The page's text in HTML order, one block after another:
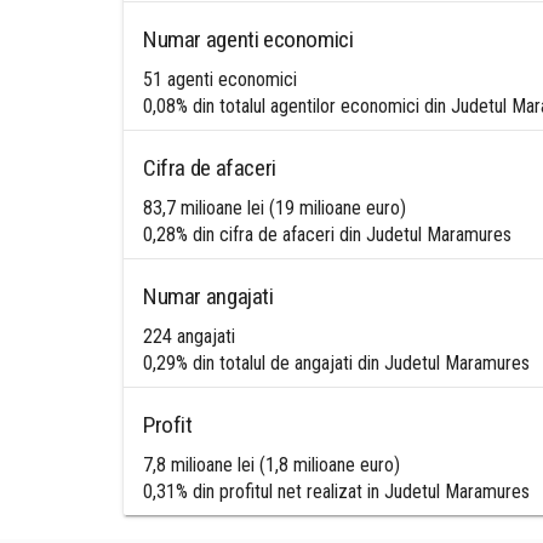
Numar agenti economici
51 agenti economici
0,08% din totalul agentilor economici din Judetul
Cifra de afaceri
83,7 milioane lei (19 milioane euro)
0,28% din cifra de afaceri din Judetul Maramures
Numar angajati
224 angajati
0,29% din totalul de angajati din Judetul Maramures
Profit
7,8 milioane lei (1,8 milioane euro)
0,31% din profitul net realizat in Judetul Maramures